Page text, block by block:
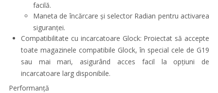
facilă.
Maneta de încărcare și selector Radian pentru activarea
siguranței.
Compatibilitate cu incarcatoare Glock: Proiectat să accepte
toate magazinele compatibile Glock, în special cele de G19
sau mai mari, asigurând acces facil la opțiuni de
incarcatoare larg disponibile.
Performanță